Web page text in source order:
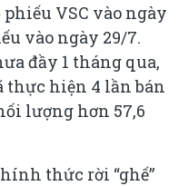
VSC vào ngày
vào ngày 29/7.
đầy 1 tháng qua,
thực hiện 4 lần bán
lượng hơn 57,6
thức rời “ghế”